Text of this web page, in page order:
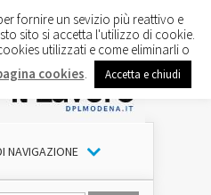
NAVIGAZIONE
fornire un sevizio più reattivo e
sito si accetta l'utilizzo di cookie.
utilizzati e come eliminarli o
cookies Accetta e chiudi